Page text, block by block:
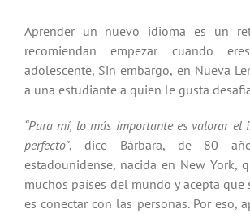
Aprender un nuevo idioma es un
recomiendan empezar cuando
adolescente, Sin embargo, en Nueva
a una estudiante a quien le gusta
“Para mí, lo más importante es valorar el
perfecto”, dice Bárbara, de 80
estadounidense, nacida en New York,
muchos países del mundo y acepta que
es conectar con las personas. Por eso,